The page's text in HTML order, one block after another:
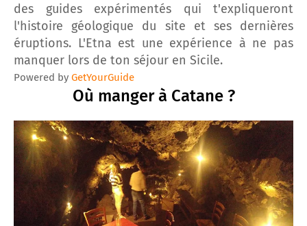
des guides expérimentés qui t'expliqueront
l'histoire géologique du site et ses dernières
éruptions. L'Etna est une expérience à ne pas
manquer lors de ton séjour en Sicile.
Powered by GetYourGuide
Où manger à Catane ?